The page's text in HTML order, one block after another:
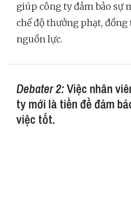
giúp công ty đảm bảo sự
chế độ thưởng phạt,
nguồn lực.
Debater 2:Việc nhân
ty mới là tiền đề đảm
việc tốt.